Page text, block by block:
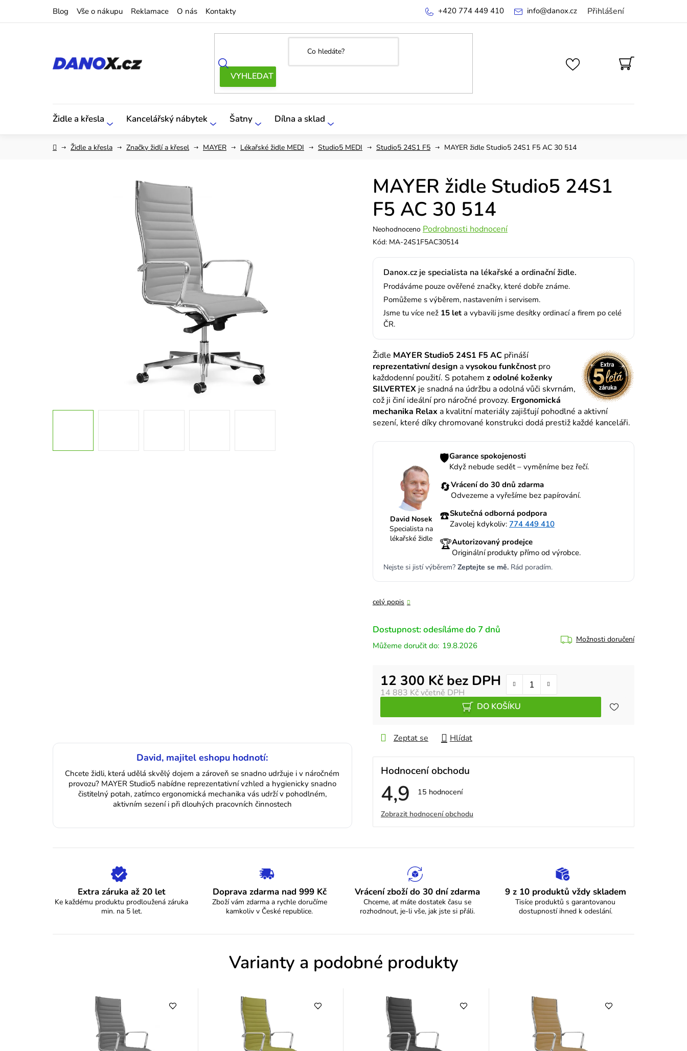
Blog Vše o nákupu Reklamace O nás Kontakty Přihlášení
info@danox.cz
+420 774 449 410
NÁKUPNÍ
KOŠÍK
Židle a křesla Kancelářský nábytek Šatny Dílna a sklad
DomůŽidle a křesla Značky židlí a křesel MAYER Lékařské židle MEDI Studio5 MEDI Studio5 24S1 F5 MAYER židle Studio5 24S1 F5 AC 30 514
MAYER židle Studio5 24S1
F5 AC 30 514
Průměrné
hodnocení
je
0,0
hvězdiček.
Neohodnoceno Podrobnosti hodnocení
Kód: MA-24S1F5AC30514
Danox.cz je specialista na lékařské a ordinační židle.
Prodáváme pouze ověřené značky, které dobře známe.
Pomůžeme s výběrem, nastavením i servisem.
Jsme tu více než 15 leta vybavili jsme desítky ordinací a firem po celé
ČR.
Židle MAYER Studio5 24S1 F5 AC přináší
reprezentativní designavysokou funkčnostpro
každodenní použití. S potahem z odolné koženky
SILVERTEX je snadná na údržbu a odolná vůči skvrnám,
což ji činí ideální pro náročné provozy. Ergonomická
mechanika Relax a kvalitní materiály zajišťují pohodlné a aktivní
sezení, které díky chromované konstrukci dodá prestiž každé kanceláři.
David Nosek
Specialista na
lékařské židle
🛡️Garance spokojenosti
Když nebude sedět – vyměníme bez řečí.
🔄Vrácení do 30 dnů zdarma
Odvezeme a vyřešíme bez papírování.
☎️Skutečná odborná podpora
Zavolej kdykoliv: 774 449 410
🏆Autorizovaný prodejce
Originální produkty přímo od výrobce.
Nejste si jistí výběrem? Zeptejte se mě.Rád poradím.
celý popis
Dostupnost: odesíláme do 7 dnů
19.8.2026
Možnosti doručení
14 883 Kčvčetně DPH
12 300 Kč bez DPH
Měrná cena:
DO KOŠÍKU
Zeptat se Hlídat
Hodnocení obchodu
4,9 Průměrné
obchodu
je
4,9
hvězdiček.
15 hodnocení
V
ý
p
s
h
o
d
n
o
c
e
Zobrazit hodnocení obchodu
David, majitel eshopu hodnotí:
Chcete židli, která udělá skvělý dojem a zároveň se snadno udržuje i v náročném
provozu? MAYER Studio5 nabídne reprezentativní vzhled a hygienicky snadno
čistitelný potah, zatímco ergonomická mechanika vás udrží v pohodlném,
aktivním sezení i při dlouhých pracovních činnostech
Extra záruka až 20 let
Ke každému produktu prodloužená záruka
min. na 5 let.
Doprava zdarma nad 999 Kč
Zboží vám zdarma a rychle doručíme
kamkoliv v České republice.
Vrácení zboží do 30 dní zdarma
Chceme, ať máte dostatek času se
rozhodnout, je-li vše, jak jste si přáli.
9 z 10 produktů vždy skladem
Tisíce produktů s garantovanou
dostupností ihned k odeslání.
Varianty a podobné produkty